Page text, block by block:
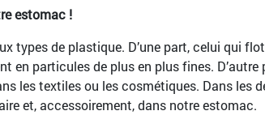
estomac !
types de plastique. D’une part, celui qui
en particules de plus en plus fines.
les textiles ou les cosmétiques. Dans les
et, accessoirement, dans notre estomac.